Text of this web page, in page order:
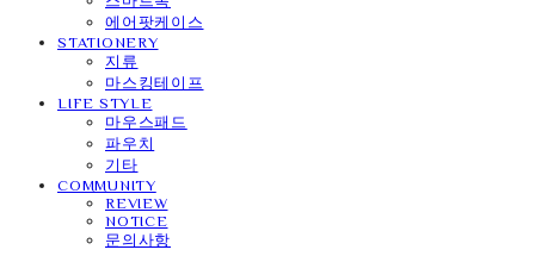
에어팟케이스
STATIONERY
지류
마스킹테이프
LIFE STYLE
마우스패드
파우치
기타
COMMUNITY
REVIEW
NOTICE
문의사항